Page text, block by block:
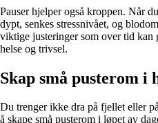
Pauser hjelper også kroppen. Når
dypt, senkes stressnivået, og
viktige justeringer som over tid kan
helse og trivsel.
Skap små pusterom i
Du trenger ikke dra på fjellet eller
å skape små pusterom i løpet av